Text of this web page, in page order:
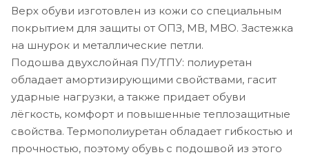
Верх обуви изготовлен из кожи со специальным
покрытием для защиты от ОПЗ, МВ, МВО. Застежка
на шнурок и металлические петли.
Подошва двухслойная ПУ/ТПУ: полиуретан
обладает амортизирующими свойствами, гасит
ударные нагрузки, а также придает обуви
лёгкость, комфорт и повышенные теплозащитные
свойства. Термополиуретан обладает гибкостью и
прочностью, поэтому обувь с подошвой из этого